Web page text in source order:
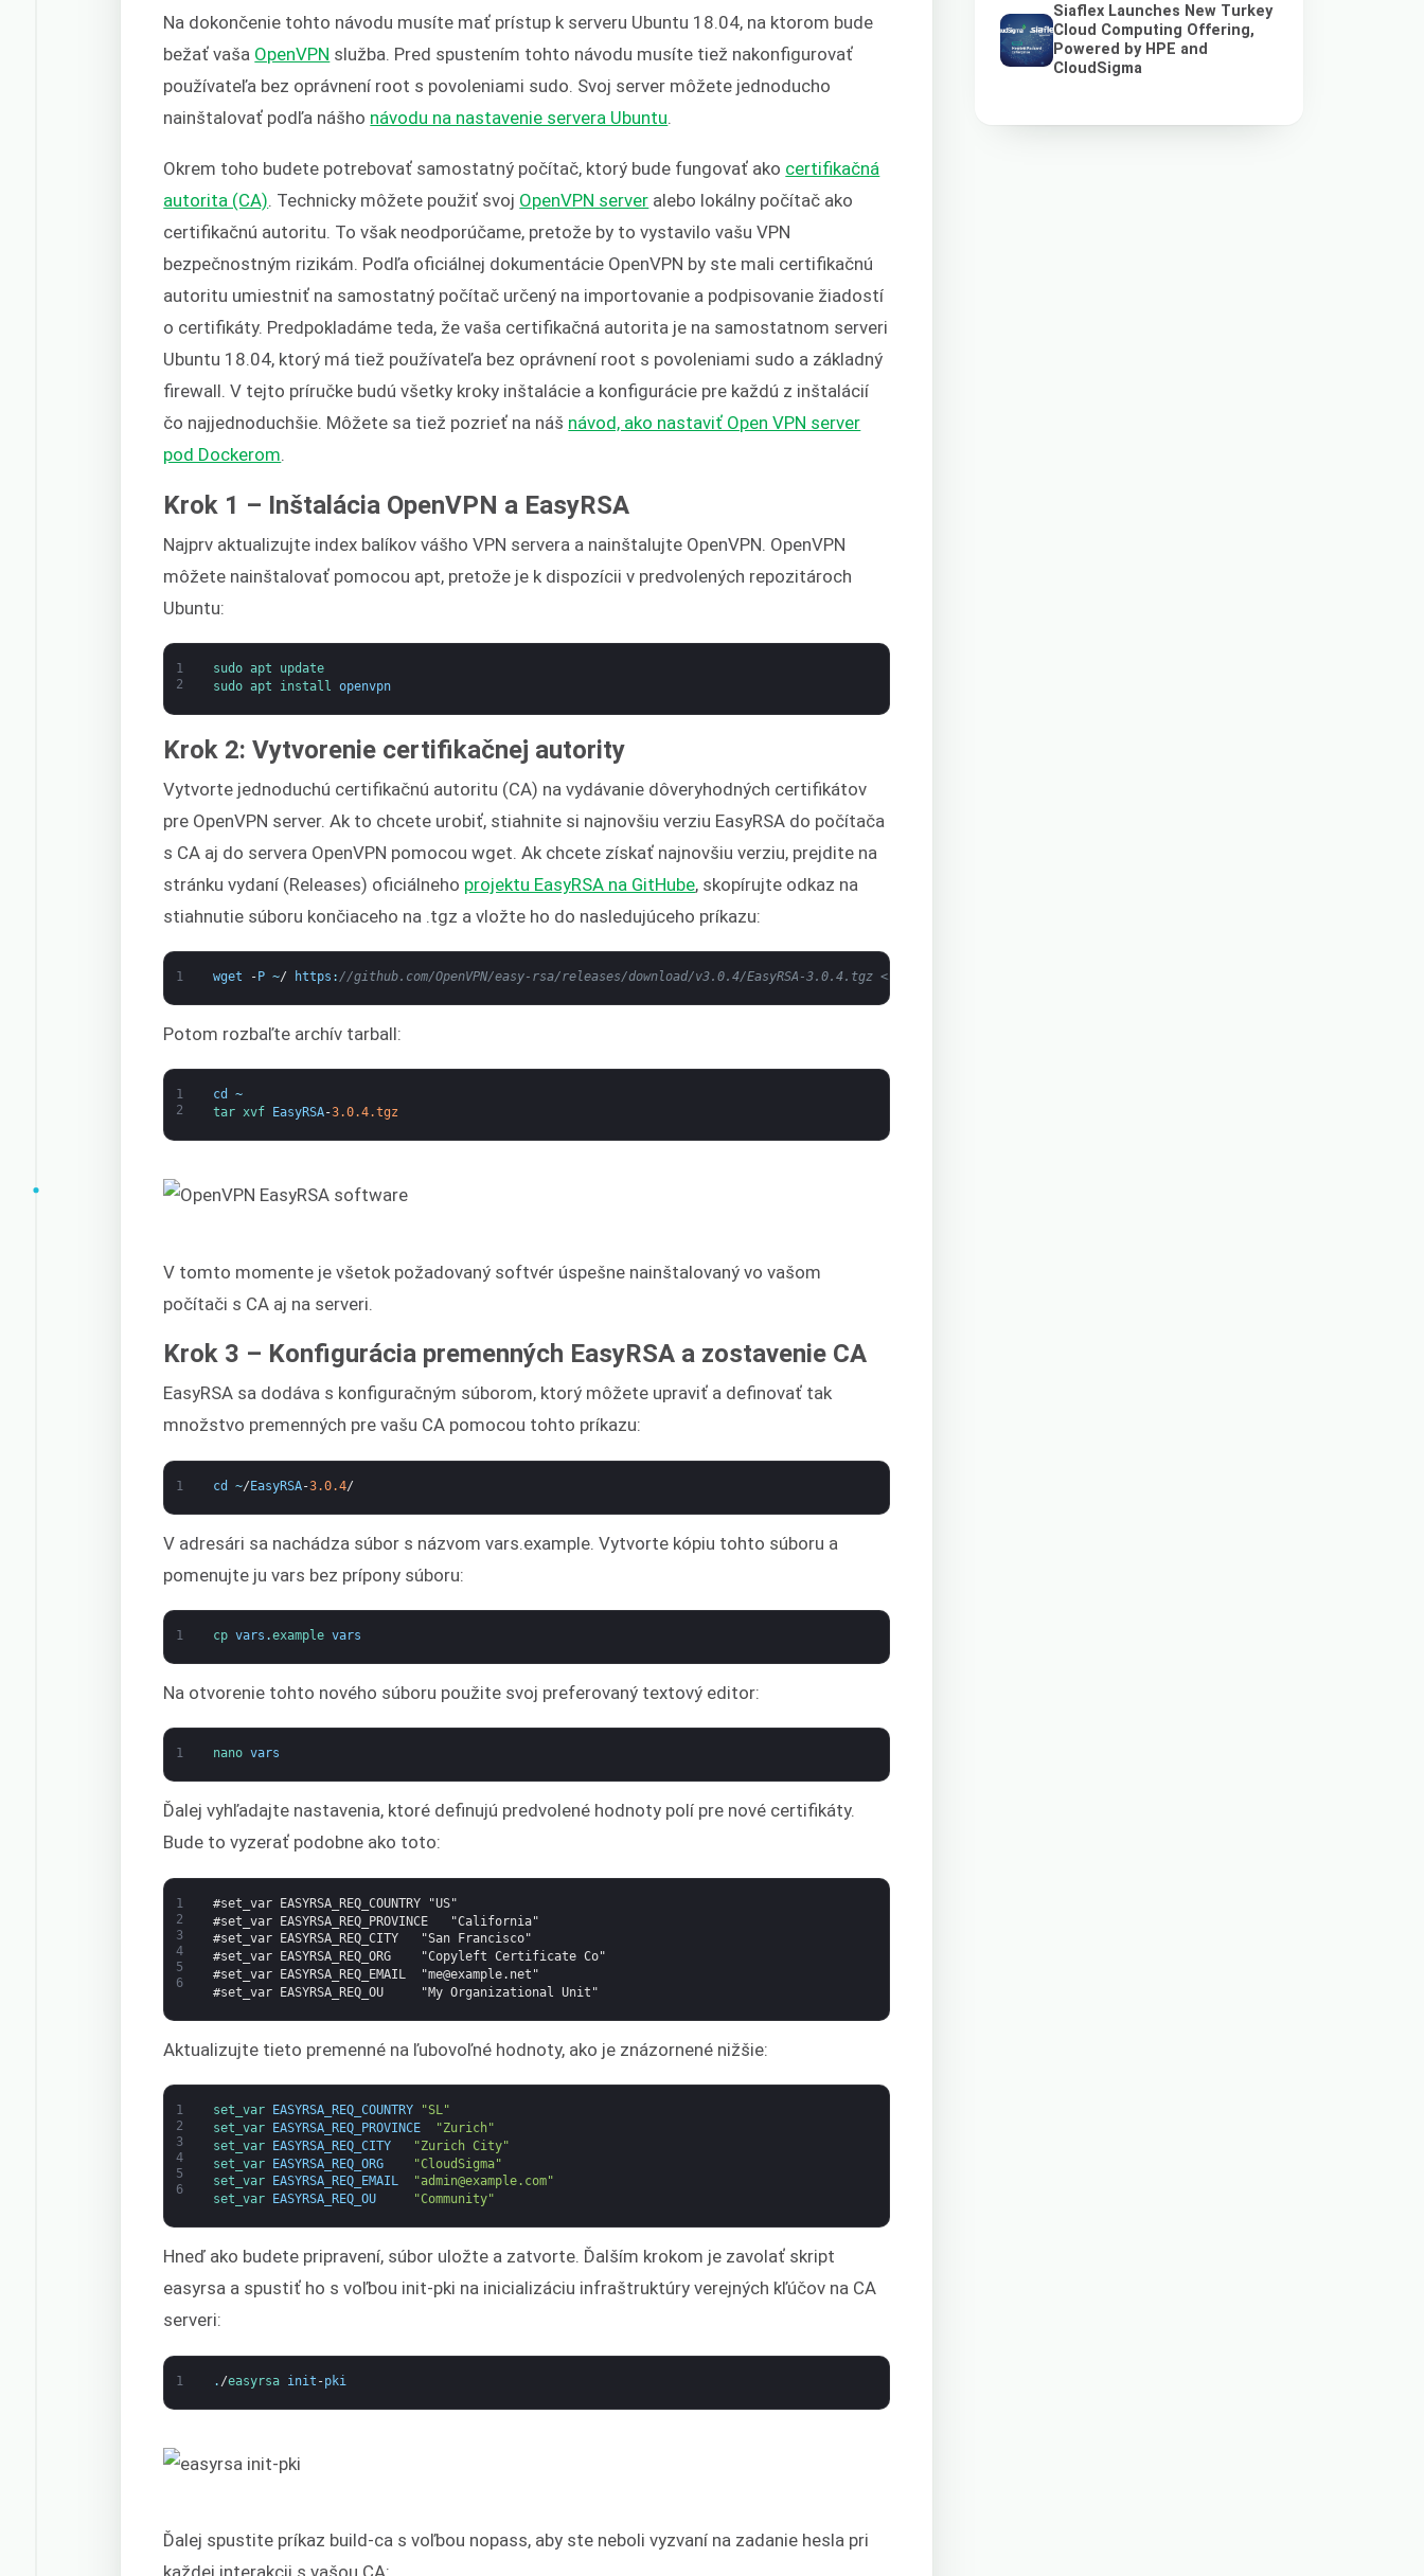
Na dokončenie tohto návodu musíte mať prístup k serveru Ubuntu 18.04, na ktorom bude
bežať vaša OpenVPN služba. Pred spustením tohto návodu musíte tiež nakonfigurovať
používateľa bez oprávnení root s povoleniami sudo. Svoj server môžete jednoducho
nainštalovať podľa nášho návodu na nastavenie servera Ubuntu.
Okrem toho budete potrebovať samostatný počítač, ktorý bude fungovať ako certifikačná
autorita (CA). Technicky môžete použiť svoj OpenVPN server alebo lokálny počítač ako
certifikačnú autoritu. To však neodporúčame, pretože by to vystavilo vašu VPN
bezpečnostným rizikám. Podľa oficiálnej dokumentácie OpenVPN by ste mali certifikačnú
autoritu umiestniť na samostatný počítač určený na importovanie a podpisovanie žiadostí
o certifikáty. Predpokladáme teda, že vaša certifikačná autorita je na samostatnom serveri
Ubuntu 18.04, ktorý má tiež používateľa bez oprávnení root s povoleniami sudo a základný
firewall. V tejto príručke budú všetky kroky inštalácie a konfigurácie pre každú z inštalácií
čo najjednoduchšie. Môžete sa tiež pozrieť na náš návod, ako nastaviť Open VPN server
pod Dockerom.
Krok 1 – Inštalácia OpenVPN a EasyRSA
Najprv aktualizujte index balíkov vášho VPN servera a nainštalujte OpenVPN. OpenVPN
môžete nainštalovať pomocou apt, pretože je k dispozícii v predvolených repozitároch
Ubuntu:
1
2
sudo apt update
sudo apt install openvpn
Krok 2: Vytvorenie certifikačnej autority
Vytvorte jednoduchú certifikačnú autoritu (CA) na vydávanie dôveryhodných certifikátov
pre OpenVPN server. Ak to chcete urobiť, stiahnite si najnovšiu verziu EasyRSA do počítača
s CA aj do servera OpenVPN pomocou wget. Ak chcete získať najnovšiu verziu, prejdite na
stránku vydaní (Releases) oficiálneho projektu EasyRSA na GitHube, skopírujte odkaz na
stiahnutie súboru končiaceho na .tgz a vložte ho do nasledujúceho príkazu:
1 wget - P ~/ https : //github.com/OpenVPN/easy-rsa/releases/download/v3.0.4/EasyRSA-3.0.4.tgz <span class="s1">--no-check-certificate</span>
Potom rozbaľte archív tarball:
1
2
cd
~
tar xvf EasyRSA-3.0.4.tgz
V tomto momente je všetok požadovaný softvér úspešne nainštalovaný vo vašom
počítači s CA aj na serveri.
Krok 3 – Konfigurácia premenných EasyRSA a zostavenie CA
EasyRSA sa dodáva s konfiguračným súborom, ktorý môžete upraviť a definovať tak
množstvo premenných pre vašu CA pomocou tohto príkazu:
1 cd ~/EasyRSA-3.0.4/
V adresári sa nachádza súbor s názvom vars.example. Vytvorte kópiu tohto súboru a
pomenujte ju vars bez prípony súboru:
1 cp vars .example vars
Na otvorenie tohto nového súboru použite svoj preferovaný textový editor:
1 nano vars
Ďalej vyhľadajte nastavenia, ktoré definujú predvolené hodnoty polí pre nové certifikáty.
Bude to vyzerať podobne ako toto:
1
2
3
4
5
6
#set_var EASYRSA_REQ_COUNTRY "US"
#set_var EASYRSA_REQ_PROVINCE   "California"
#set_var EASYRSA_REQ_CITY   "San Francisco"
#set_var EASYRSA_REQ_ORG    "Copyleft Certificate Co"
#set_var EASYRSA_REQ_EMAIL  "me@example.net"
#set_var EASYRSA_REQ_OU     "My Organizational Unit"
Aktualizujte tieto premenné na ľubovoľné hodnoty, ako je znázornené nižšie:
1
2
3
4
5
6
set_var EASYRSA_REQ_COUNTRY
"SL"
set_var
EASYRSA_REQ_PROVINCE
"Zurich"
set_var EASYRSA_REQ_CITY
"Zurich City"
set_var EASYRSA_REQ_ORG
"CloudSigma"
set_var
EASYRSA_REQ_EMAIL
"admin@example.com"
set_var
EASYRSA_REQ_OU "Community"
Hneď ako budete pripravení, súbor uložte a zatvorte. Ďalším krokom je zavolať skript
easyrsa a spustiť ho s voľbou init-pki na inicializáciu infraštruktúry verejných kľúčov na CA
serveri:
1 . /easyrsa init -pki
Ďalej spustite príkaz build-ca s voľbou nopass, aby ste neboli vyzvaní na zadanie hesla pri
každej interakcii s vašou CA:
Siaflex Launches New Turkey
Cloud Computing Offering,
Powered by HPE and
CloudSigma